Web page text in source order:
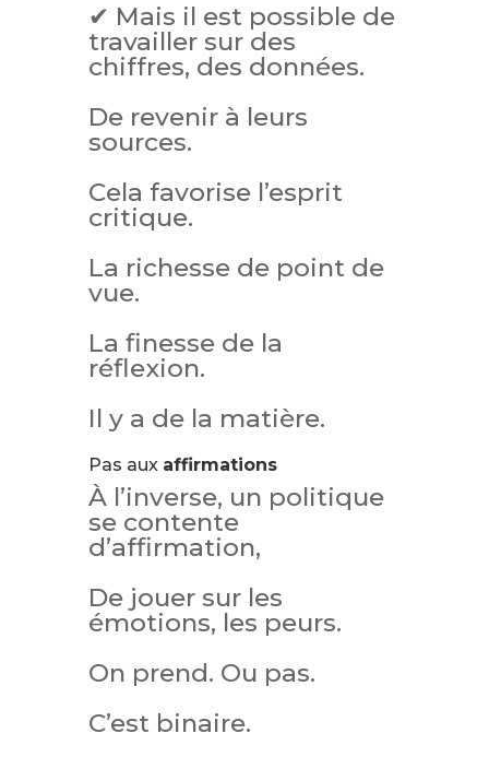
✔ Mais il est possible de
travailler sur des
chiffres, des données.
De revenir à leurs
sources.
Cela favorise l’esprit
critique.
La richesse de point de
vue.
La finesse de la
réflexion.
Il y a de la matière.
Pas aux affirmations
À l’inverse, un politique
se contente
d’affirmation,
De jouer sur les
émotions, les peurs.
On prend. Ou pas.
C’est binaire.